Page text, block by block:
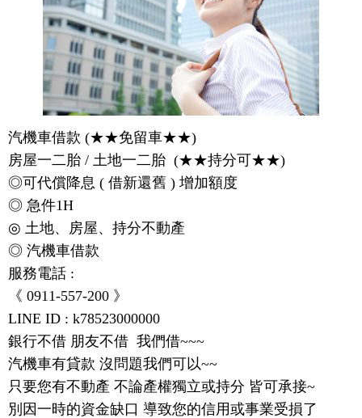
汽機車借款 (★★免留車★★)
房屋一二胎 / 土地一二胎  (★★持分可★★)
◎可代償降息 ( 借新還舊 ) 增加額度
◎ 急件1H
◎ 土地、房屋、持分不動產
◎ 汽機車借款
服務電話 :
《 0911-557-200 》
LINE ID : k78523000000
銀行不借 朋友不借  我們借~~~
汽機車有貸款 沒問題我們可以~~
只要您有不動產 不論產權獨立或持分 皆可承接~
別因一時的資金缺口 導致您的信用或事業受損了